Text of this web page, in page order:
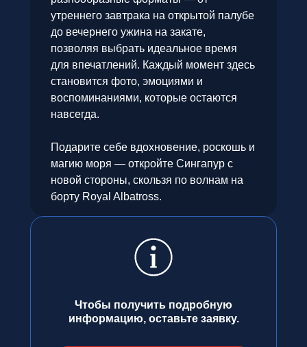
утреннего завтрака на открытой палубе
до вечернего ужина на закате,
позволяя выбрать идеальное время
для впечатлений. Каждый момент здесь
становится фото, эмоциями и
воспоминаниями, которые остаются
навсегда.
Подарите себе вдохновение, роскошь и
магию моря — откройте Сингапур с
новой стороны, скользя по волнам на
борту Royal Albatross.
Чтобы получить подробную
информацию, оставьте заявку.